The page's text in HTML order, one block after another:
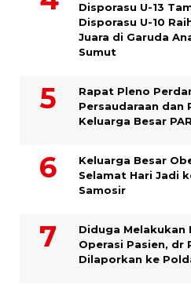
Disporasu U-13
Disporasu U-10
Juara di Garuda
Sumut
Rapat Pleno
Persaudaraan dan
Keluarga Besar
Keluarga Besar
Selamat Hari Jadi
Samosir
Diduga Melakukan
Operasi Pasien, dr
Dilaporkan ke